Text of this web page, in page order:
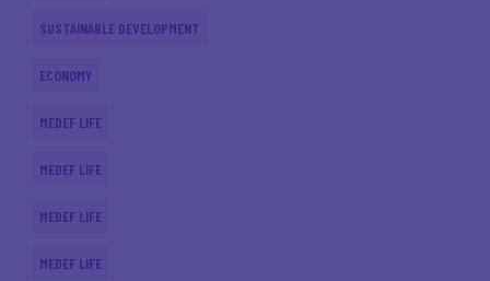
SUSTAINABLE DEVELOPMENT
ECONOMY
MEDEF LIFE
MEDEF LIFE
MEDEF LIFE
MEDEF LIFE